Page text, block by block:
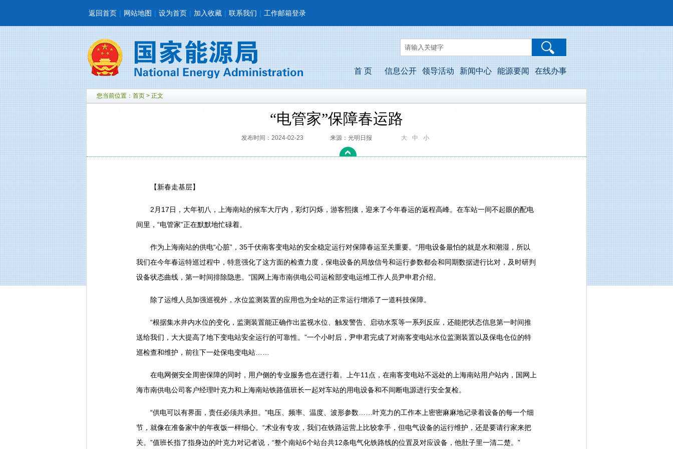
返回首页 | 网站地图 | 设为首页 | 加入收藏 | 联系我们 | 工作邮箱登录
首 页 信息公开 领导活动 新闻中心 能源要闻 在线办事
您当前位置： 首页 > 正文
“电管家”保障春运路
发布时间：2024-02-23 来源：光明日报 大 中 小
【新春走基层】
2月17日，大年初八，上海南站的候车大厅内，彩灯闪烁，游客熙攘，迎来了今年春运的返程高峰。在车站一间不起眼的配电
间里，“电管家”正在默默地忙碌着。
作为上海南站的供电“心脏”，35千伏南客变电站的安全稳定运行对保障春运至关重要。“用电设备最怕的就是水和潮湿，所以
我们在今年春运特巡过程中，特意强化了这方面的检查力度，保电设备的局放信号和运行参数都会和同期数据进行比对，及时研判
设备状态曲线，第一时间排除隐患。”国网上海市南供电公司运检部变电运维工作人员尹申君介绍。
除了运维人员加强巡视外，水位监测装置的应用也为全站的正常运行增添了一道科技保障。
“根据集水井内水位的变化，监测装置能正确作出监视水位、触发警告、启动水泵等一系列反应，还能把状态信息第一时间推
送给我们，大大提高了地下变电站安全运行的可靠性。”一个小时后，尹申君完成了对南客变电站水位监测装置以及保电仓位的特
巡检查和维护，前往下一处保电变电站……
在电网侧安全周密保障的同时，用户侧的专业服务也在进行着。上午11点，在南客变电站不远处的上海南站用户站内，国网上
海市南供电公司客户经理叶克力和上海南站铁路值班长一起对车站的用电设备和不间断电源进行安全复检。
“供电可以有界面，责任必须共承担。”电压、频率、温度、波形参数……叶克力的工作本上密密麻麻地记录着设备的每一个细
节，就像在准备家中的年夜饭一样细心。“术业有专攻，我们在铁路运营上比较拿手，但电气设备的运行维护，还是要请行家来把
关。”值班长指了指身边的叶克力对记者说，“整个南站6个站台共12条电气化铁路线的位置及对应设备，他肚子里一清二楚。”